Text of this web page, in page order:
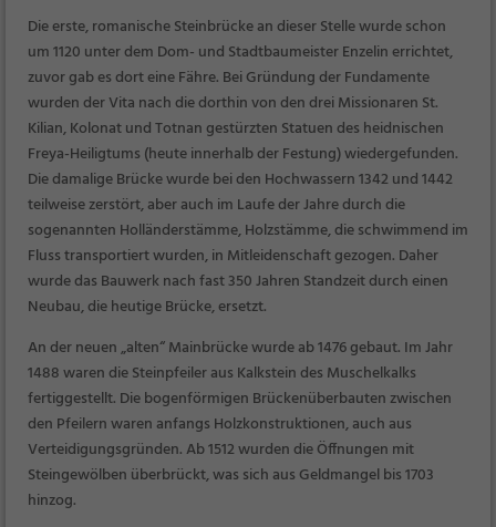
Die erste, romanische Steinbrücke an dieser Stelle wurde schon
um 1120 unter dem Dom- und Stadtbaumeister Enzelin errichtet,
zuvor gab es dort eine Fähre. Bei Gründung der Fundamente
wurden der Vita nach die dorthin von den drei Missionaren St.
Kilian, Kolonat und Totnan gestürzten Statuen des heidnischen
Freya-Heiligtums (heute innerhalb der Festung) wiedergefunden.
Die damalige Brücke wurde bei den Hochwassern 1342 und 1442
teilweise zerstört, aber auch im Laufe der Jahre durch die
sogenannten Holländerstämme, Holzstämme, die schwimmend im
Fluss transportiert wurden, in Mitleidenschaft gezogen. Daher
wurde das Bauwerk nach fast 350 Jahren Standzeit durch einen
Neubau, die heutige Brücke, ersetzt.
An der neuen „alten“ Mainbrücke wurde ab 1476 gebaut. Im Jahr
1488 waren die Steinpfeiler aus Kalkstein des Muschelkalks
fertiggestellt. Die bogenförmigen Brückenüberbauten zwischen
den Pfeilern waren anfangs Holzkonstruktionen, auch aus
Verteidigungsgründen. Ab 1512 wurden die Öffnungen mit
Steingewölben überbrückt, was sich aus Geldmangel bis 1703
hinzog.